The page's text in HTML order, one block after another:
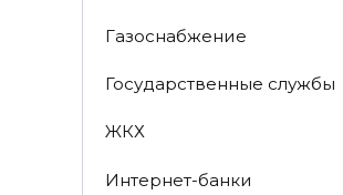
Газоснабжение
Государственные службы
ЖКХ
Интернет-банки